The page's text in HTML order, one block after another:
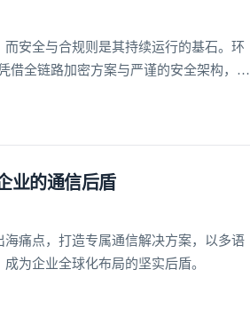
安全与合规则是其持续运行的基石。环
借全链路加密方案与严谨的安全架构，为
业的通信后盾
痛点，打造专属通信解决方案，以多语
为企业全球化布局的坚实后盾。